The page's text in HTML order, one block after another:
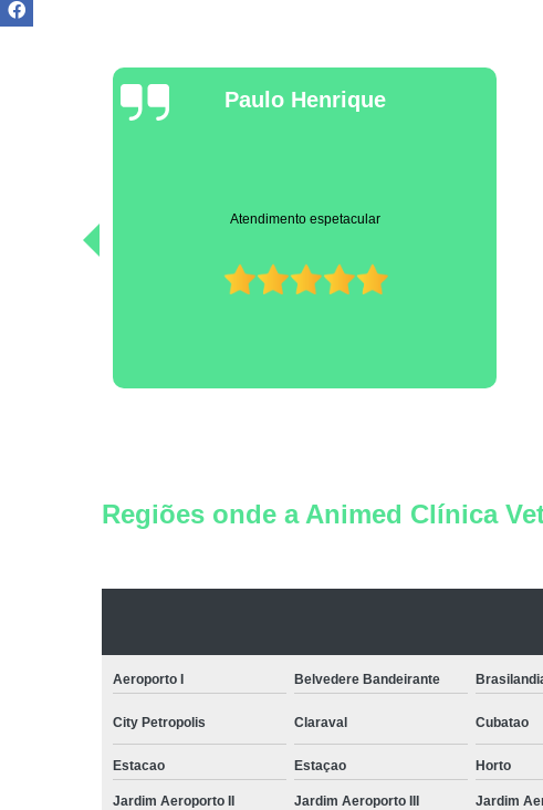
Anselmus
equipe profissionais super competentes e cuidam com carinho
Regiões onde a Animed Clínica
Aeroporto I Belvedere Bandeirante
City Petropolis Claraval Cubatao
Estacao Estaçao Horto
Jardim Aeroporto II Jardim Aeroporto III Jardim